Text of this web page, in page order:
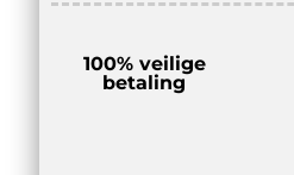
100% veilige
betaling